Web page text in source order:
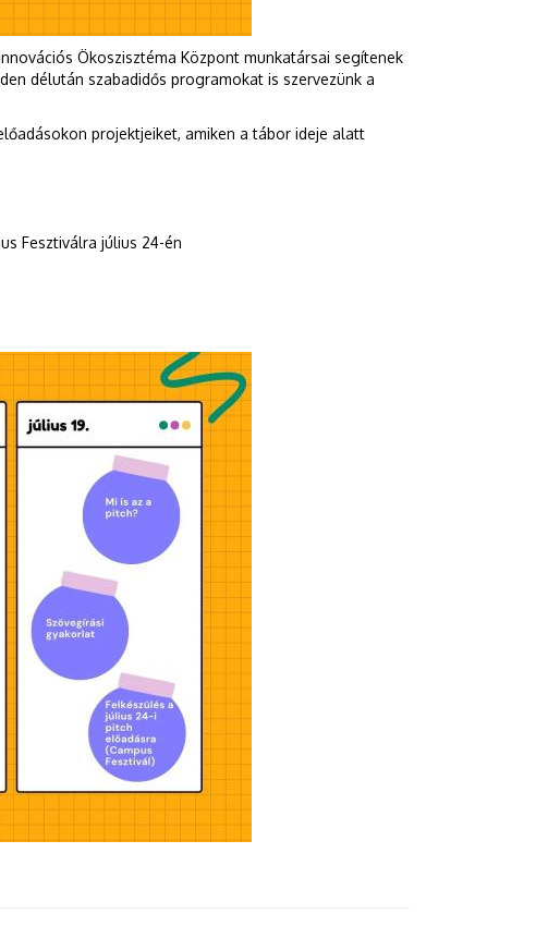
Ökoszisztéma Központ munkatársai segítenek
délután szabadidős programokat is szervezünk a
projektjeiket, amiken a tábor ideje alatt
Fesztiválra július 24-én